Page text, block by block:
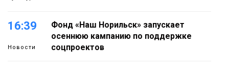
16:39
Новости
Фонд «Наш Норильск» запускает
осеннюю кампанию по поддержке
соцпроектов